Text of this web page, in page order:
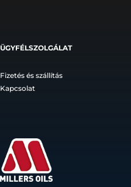
ÜGYFÉLSZOLGÁLAT
Fizetés és szállítás
Kapcsolat